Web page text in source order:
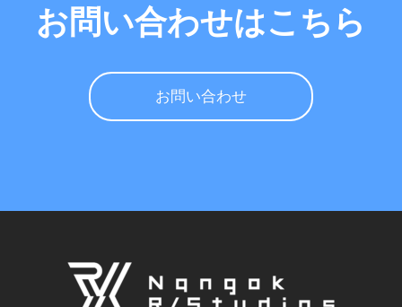
各デバイスで参加する際の注意点
お問い合わせはこちら
お問い合わせ